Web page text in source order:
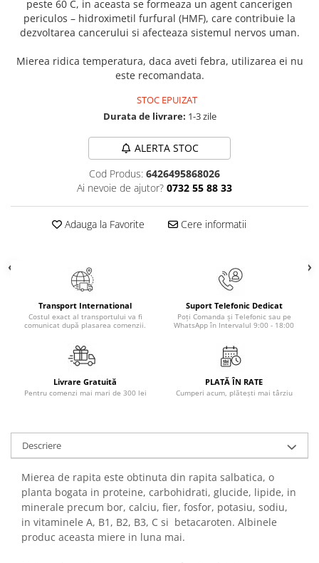
SealfHealing
Starea de bine
Biografii, Memorii, Jurnale
Carti pentru Adolescenti, Young
Adult
Crime, Thriller, Mistery
Literatura Universala
Romane de dragoste, Carti
romantice
Senzatii/Dragoste
Senzatii/Erotic
Senzatii/Suspans
SF & Fantasy
Teatru
Teens Book Club
Umor
Birotica & Papetarie
peste 60 C, in aceasta se formeaza un agent cancerigen
periculos – hidroximetil furfural (HMF), care contribuie la
dezvoltarea cancerului si afecteaza sistemul nervos uman.
Mierea ridica temperatura, daca aveti febra, utilizarea ei nu
este recomandata.
STOC EPUIZAT
Durata de livrare: 1-3 zile
ALERTA STOC
Cod Produs: 6426495868026
Ai nevoie de ajutor? 0732 55 88 33
Adauga la Favorite Cere informatii
Transport International
Costul exact al transportului va fi
comunicat după plasarea comenzii.
Suport Telefonic Dedicat
Poți Comanda și Telefonic sau pe
WhatsApp în Intervalul 9:00 - 18:00
Livrare Gratuită
Pentru comenzi mai mari de 300 lei
PLATĂ ÎN RATE
Cumperi acum, plătești mai târziu
Descriere
Mierea de rapita este obtinuta din rapita salbatica, o
planta bogata in proteine, carbohidrati, glucide, lipide, in
minerale precum bor, calciu, fier, fosfor, potasiu, sodiu,
in vitaminele A, B1, B2, B3, C si betacaroten. Albinele
produc aceasta miere in luna mai.